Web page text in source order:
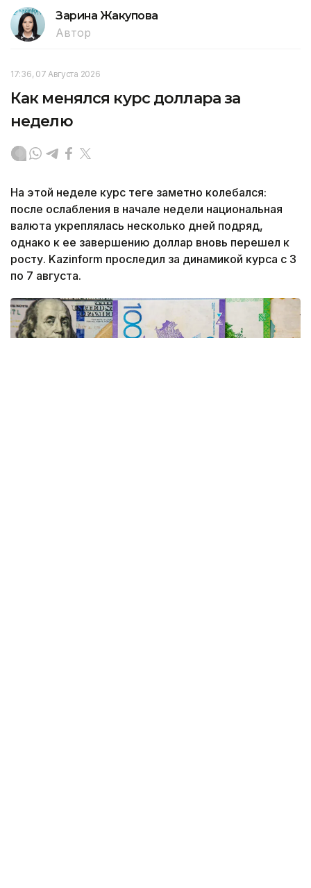
Зарина Жакупова
Автор
17:36, 07 Августа 2026
Как менялся курс доллара за
неделю
На этой неделе курс теңге заметно колебался:
после ослабления в начале недели национальная
валюта укреплялась несколько дней подряд,
однако к ее завершению доллар вновь перешел к
росту. Kazinform проследил за динамикой курса с 3
по 7 августа.